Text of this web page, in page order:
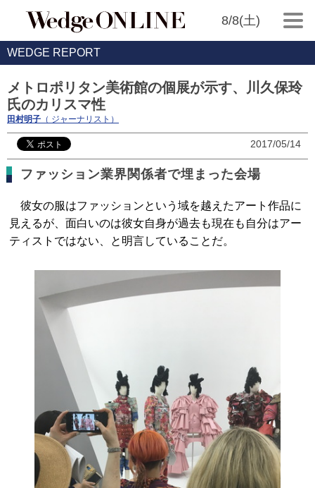
8/8(土)
WEDGE REPORT
メトロポリタン美術館の個展が示す、川久保玲
氏のカリスマ性
田村明子 （ ジャーナリスト）
2017/05/14
ファッション業界関係者で埋まった会場
彼女の服はファッションという域を越えたアート作品に
見えるが、面白いのは彼女自身が過去も現在も自分はアー
ティストではない、と明言していることだ。